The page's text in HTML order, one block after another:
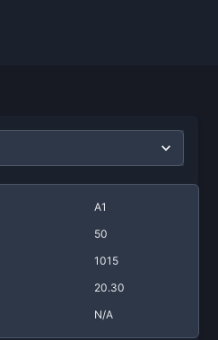
A1
50
1015
20.30
N/A